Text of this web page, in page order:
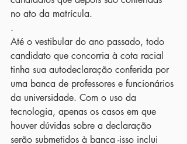
no ato da matrícula.
.
Até o vestibular do ano passado, todo
candidato que concorria à cota racial
tinha sua autodeclaração conferida por
uma banca de professores e funcionários
da universidade. Com o uso da
tecnologia, apenas os casos em que
houver dúvidas sobre a declaração
serão submetidos à banca -isso inclui